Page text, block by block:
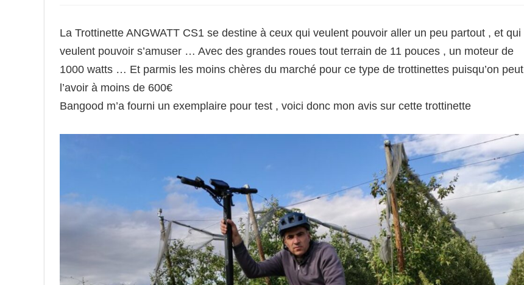
La Trottinette ANGWATT CS1 se destine à ceux qui veulent pouvoir aller un peu partout , et qui
veulent pouvoir s’amuser … Avec des grandes roues tout terrain de 11 pouces , un moteur de
1000 watts … Et parmis les moins chères du marché pour ce type de trottinettes puisqu’on peut
l’avoir à moins de 600€
Bangood m’a fourni un exemplaire pour test , voici donc mon avis sur cette trottinette